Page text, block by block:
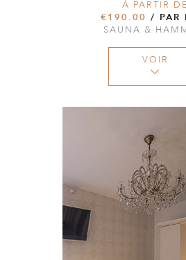
À PARTIR DE
€190.00 / PAR
SAUNA &
VOIR